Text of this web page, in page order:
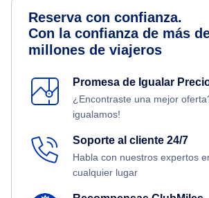
Reserva con confianza.
Con la confianza de más
millones de viajeros
Promesa de Igualar
¿Encontraste una mejor
igualamos!
Soporte al cliente 24/7
Habla con nuestros expertos
cualquier lugar